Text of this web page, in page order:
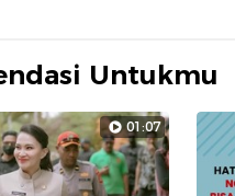
Untukmu
01:07